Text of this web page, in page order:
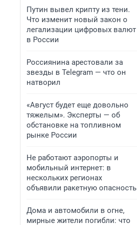
Путин вывел крипту из тени.
Что изменит новый закон о
легализации цифровых валют
в России
Россиянина арестовали за
звезды в Telegram — что он
натворил
«Август будет еще довольно
тяжелым». Эксперты — об
обстановке на топливном
рынке России
Не работают аэропорты и
мобильный интернет: в
нескольких регионах
объявили ракетную опасность
Дома и автомобили в огне,
мирные жители погибли: что